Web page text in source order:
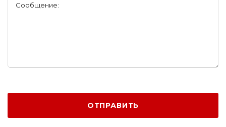
Сообщение:
ОТПРАВИТЬ